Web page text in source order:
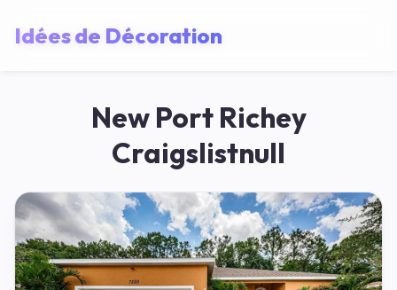
Idées de Décoration
New Port Richey
Craigslistnull